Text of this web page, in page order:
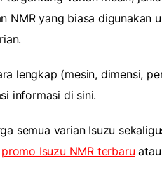
NMR yang biasa
lengkap (mesin, dimensi,
informasi di sini.
semua varian Isuzu
promo Isuzu NMR terbaru